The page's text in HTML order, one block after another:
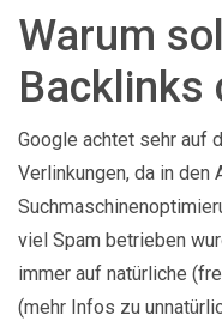
Warum
Backlinks
Google achtet sehr auf
Verlinkungen, da in den
viel Spam betrieben
immer auf natürliche
(mehr Infos zu